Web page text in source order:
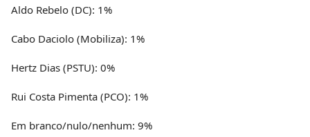
Aldo Rebelo (DC): 1%
Cabo Daciolo (Mobiliza): 1%
Hertz Dias (PSTU): 0%
Rui Costa Pimenta (PCO): 1%
Em branco/nulo/nenhum: 9%